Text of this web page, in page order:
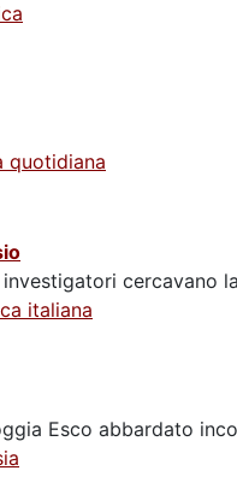
quotidiana
cercavano
italiana
Esco abbardato